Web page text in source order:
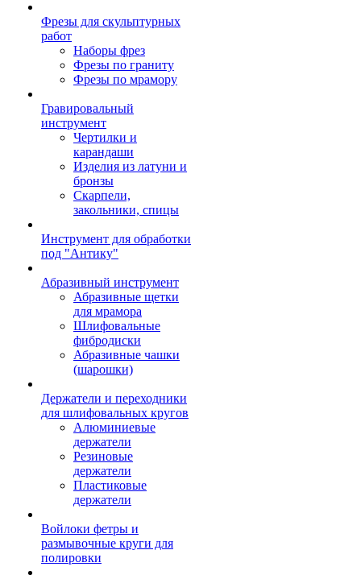
Фрезы для скульптурных
работ
Наборы фрез
Фрезы по граниту
Фрезы по мрамору
Гравировальный
инструмент
Чертилки и
карандаши
Изделия из латуни и
бронзы
Скарпели,
закольники, спицы
Инструмент для обработки
под "Антику"
Абразивный инструмент
Абразивные щетки
для мрамора
Шлифовальные
фибродиски
Абразивные чашки
(шарошки)
Держатели и переходники
для шлифовальных кругов
Алюминиевые
держатели
Резиновые
держатели
Пластиковые
держатели
Войлоки фетры и
размывочные круги для
полировки